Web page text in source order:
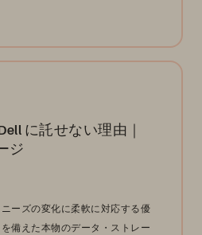
に託せない理由｜
ジ
ーズの変化に柔軟に対応する優
備えた本物のデータ・ストレー